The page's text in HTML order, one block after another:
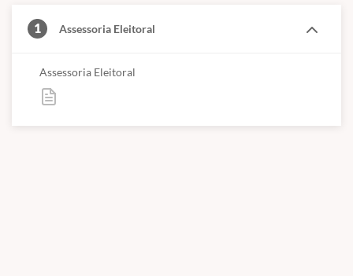
1 Assessoria Eleitoral
Assessoria Eleitoral